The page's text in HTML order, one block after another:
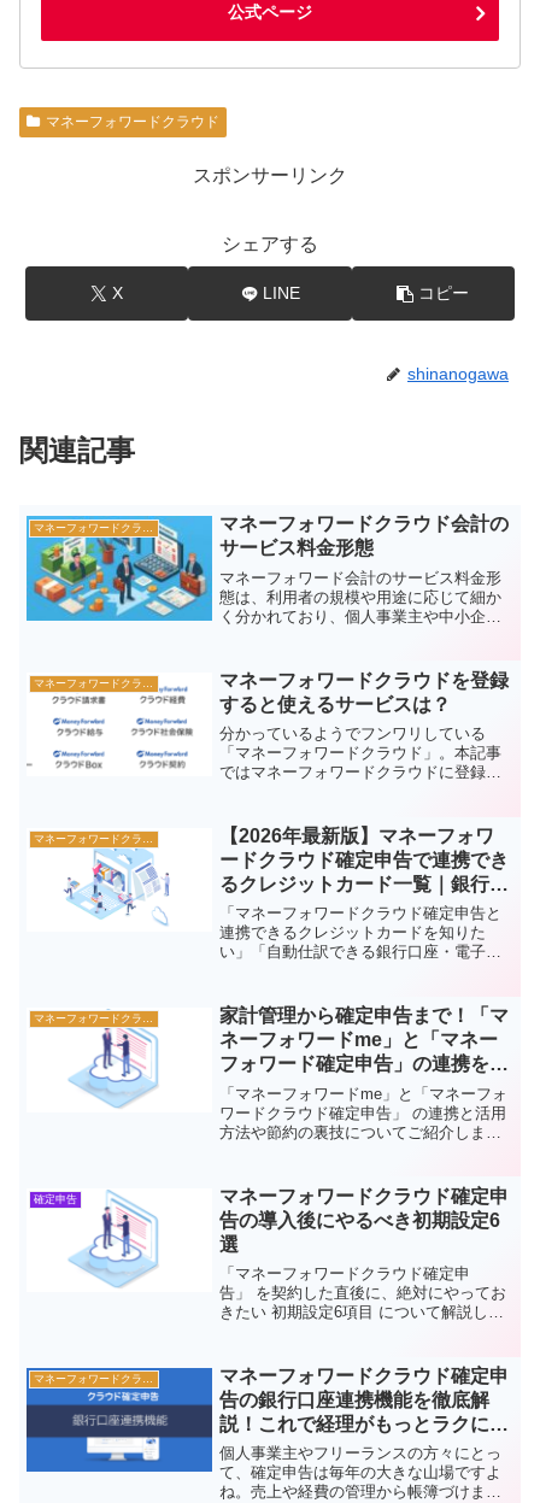
公式ページ
マネーフォワードクラウド
スポンサーリンク
シェアする
X LINE コピー
shinanogawa
関連記事
マネーフォワードクラウド会計の
サービス料金形態
マネーフォワード会計のサービス料金形
態は、利用者の規模や用途に応じて細か
く分かれており、個人事業主や中小企業
クラウド会計の主要な料金プランをご紹
介します（2026年現...
マネーフォワードクラウドを登録
すると使えるサービスは？
分かっているようでフンワリしている
「マネーフォワードクラウド」。本記事
ではマネーフォワードクラウドに登録す
向けのサービスですので、個人事業主は
マネーフォワードクラウド確...
マネーフォワードクラウド
【2026年最新版】マネーフォワ
ードクラウド確定申告で連携でき
るクレジットカード一覧｜銀行口
座・電子マネーも完全網羅
「マネーフォワードクラウド確定申告と
連携できるクレジットカードを知りた
い」「自動仕訳できる銀行口座・電子マ
確定申告の最大の強みは、銀行・クレジ
ットカード・電子マネー・Q...
マネーフォワードクラウド
家計管理から確定申告まで！「マ
ネーフォワードme」と「マネー
フォワード確定申告」の連携を解
説
「マネーフォワードme」と「マネーフォ
ワードクラウド確定申告」 の連携と活用
方法や節約の裏技についてご紹介しま
る方に向けて、参考になれば嬉しいで
す！1. マネーフォワー...
確定申告
マネーフォワードクラウド確定申
告の導入後にやるべき初期設定6
選
「マネーフォワードクラウド確定申
告」 を契約した直後に、絶対にやってお
きたい 初期設定6項目 について解説しま
倒に感じて挫折してしまうことも。特に
会計ソフトを初めて使う方...
マネーフォワードクラウド
マネーフォワードクラウド確定申
告の銀行口座連携機能を徹底解
説！これで経理がもっとラクにな
る！
個人事業主やフリーランスの方々にとっ
て、確定申告は毎年の大きな山場ですよ
ね。売上や経費の管理から帳簿づけま